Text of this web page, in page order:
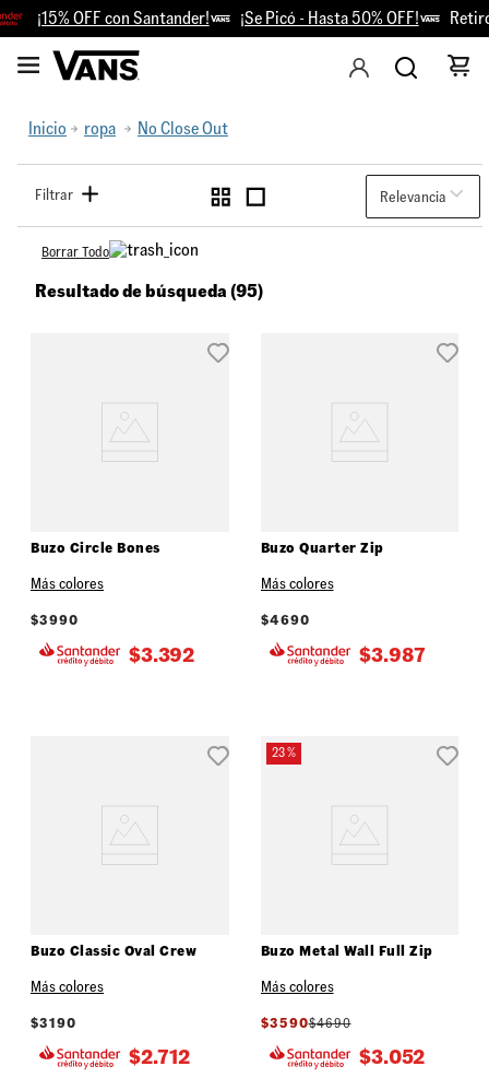
¡15% OFF con Santander! ¡Se Picó - Hasta 50% OFF! Retiro
Inicio ropa No Close Out
Filtrar Relevancia
Borrar Todo
Resultado de búsqueda (95)
Buzo Circle Bones
Más colores
$3990
$3.392
Buzo Quarter Zip
Más colores
$4690
$3.987
Buzo Classic Oval Crew
Más colores
$3190
$2.712
23 %
Buzo Metal Wall Full Zip
Más colores
$3590$4690
$3.052